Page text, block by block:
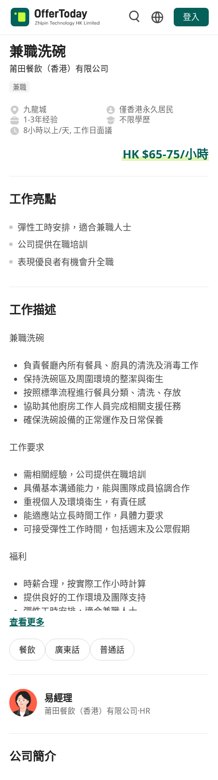
登入
兼職洗碗
莆田餐飲（香港）有限公司
兼職
九龍城
僅香港永久居民
1-3年经验
不限學歷
8小時以上/天, 工作日面議
HK $65-75/小時
工作亮點
彈性工時安排，適合兼職人士
公司提供在職培訓
表現優良者有機會升全職
工作描述
兼職洗碗
負責餐廳內所有餐具、廚具的清洗及消毒工作
保持洗碗區及周圍環境的整潔與衛生
按照標準流程進行餐具分類、清洗、存放
協助其他廚房工作人員完成相關支援任務
確保洗碗設備的正常運作及日常保養
工作要求
需相關經驗，公司提供在職培訓
具備基本溝通能力，能與團隊成員協調合作
重視個人及環境衛生，有責任感
能適應站立長時間工作，具體力要求
可接受彈性工作時間，包括週末及公眾假期
福利
時薪合理，按實際工作小時計算
提供良好的工作環境及團隊支持
彈性工時安排，適合兼職人士
表現優良者有機會升全職
查看更多
餐飲 廣東話 普通話
易經理
莆田餐飲（香港）有限公司·HR
公司簡介